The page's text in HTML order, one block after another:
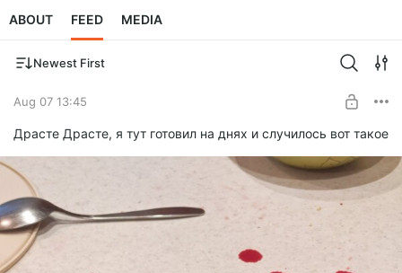
ABOUT FEED MEDIA
Newest First
Aug 07 13:45
Драсте Драсте, я тут готовил на днях и случилось вот такое